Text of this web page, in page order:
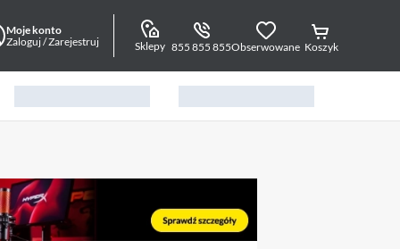
Moje konto
Zaloguj / Zarejestruj
Sklepy 855 855 855Obserwowane Koszyk